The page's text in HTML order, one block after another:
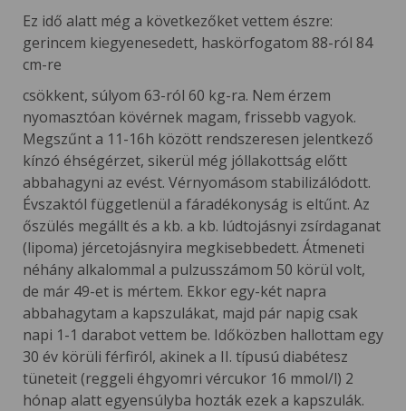
Ez idő alatt még a következőket vettem észre:
gerincem kiegyenesedett, haskörfogatom 88-ról 84
cm-re
csökkent, súlyom 63-ról 60 kg-ra. Nem érzem
nyomasztóan kövérnek magam, frissebb vagyok.
Megszűnt a 11-16h között rendszeresen jelentkező
kínzó éhségérzet, sikerül még jóllakottság előtt
abbahagyni az evést. Vérnyomásom stabilizálódott.
Évszaktól függetlenül a fáradékonyság is eltűnt. Az
őszülés megállt és a kb. a kb. lúdtojásnyi zsírdaganat
(lipoma) jércetojásnyira megkisebbedett. Átmeneti
néhány alkalommal a pulzusszámom 50 körül volt,
de már 49-et is mértem. Ekkor egy-két napra
abbahagytam a kapszulákat, majd pár napig csak
napi 1-1 darabot vettem be. Időközben hallottam egy
30 év körüli férfiról, akinek a II. típusú diabétesz
tüneteit (reggeli éhgyomri vércukor 16 mmol/l) 2
hónap alatt egyensúlyba hozták ezek a kapszulák.